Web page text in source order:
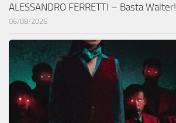
ALESSANDRO FERRETTI – Basta Walter!
06/08/2026